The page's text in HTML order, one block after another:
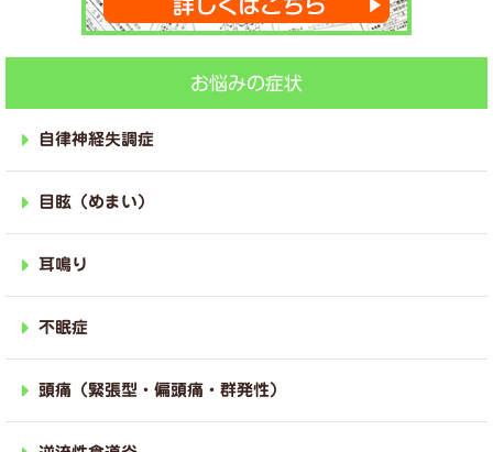
お悩みの症状
自律神経失調症
目眩（めまい）
耳鳴り
不眠症
頭痛（緊張型・偏頭痛・群発性）